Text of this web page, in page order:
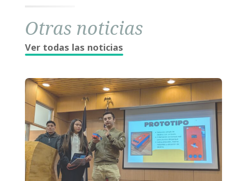
Otras noticias
Ver todas las noticias